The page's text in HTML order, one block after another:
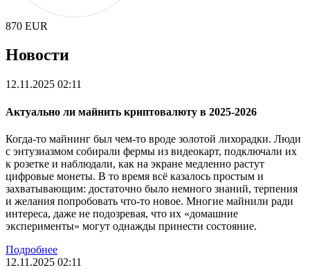
870 EUR
Новости
12.11.2025 02:11
Актуально ли майнить криптовалюту в 2025-2026
Когда-то майнинг был чем-то вроде золотой лихорадки. Люди
с энтузиазмом собирали фермы из видеокарт, подключали их
к розетке и наблюдали, как на экране медленно растут
цифровые монеты. В то время всё казалось простым и
захватывающим: достаточно было немного знаний, терпения
и желания попробовать что-то новое. Многие майнили ради
интереса, даже не подозревая, что их «домашние
эксперименты» могут однажды принести состояние.
Подробнее
12.11.2025 02:11